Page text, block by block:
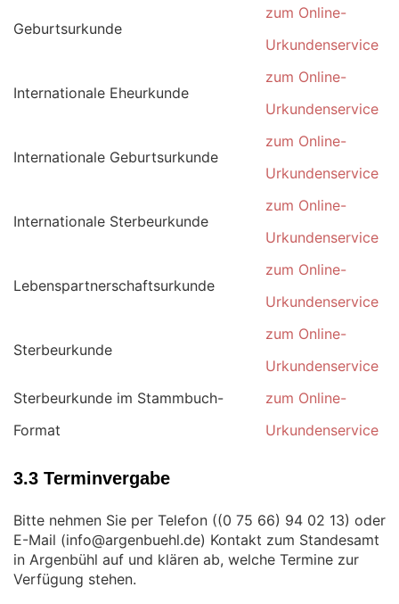
Geburtsurkunde
zum Online-
Urkundenservice
Internationale Eheurkunde
zum Online-
Urkundenservice
Internationale Geburtsurkunde
zum Online-
Urkundenservice
Internationale Sterbeurkunde
zum Online-
Urkundenservice
Lebenspartnerschaftsurkunde
zum Online-
Urkundenservice
Sterbeurkunde
zum Online-
Urkundenservice
Sterbeurkunde im Stammbuch-
Format
zum Online-
Urkundenservice
3.3 Terminvergabe
Bitte nehmen Sie per Telefon (
) oder
E-Mail (
) Kontakt zum Standesamt
in Argenbühl auf und klären ab, welche Termine zur
Verfügung stehen.